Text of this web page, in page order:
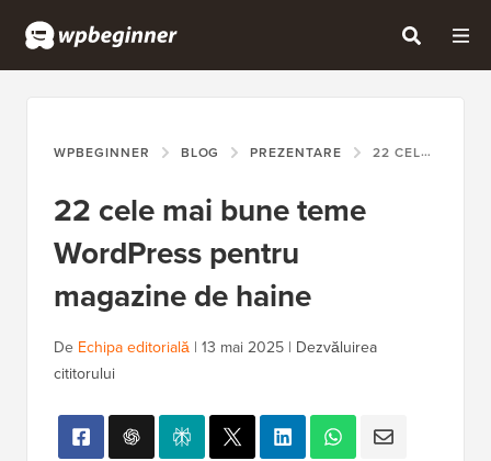
WPBEGINNER BLOG PREZENTARE 22 CELE MAI BUNE TEME WORDPRESS PENTRU MAGAZINE DE HAINE
22 cele mai bune teme
WordPress pentru
magazine de haine
De Echipa editorială | 13 mai 2025 | Dezvăluirea
cititorului